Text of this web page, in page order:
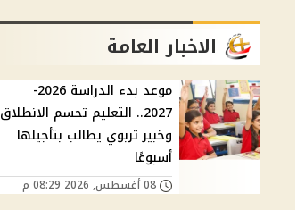
الاخبار العامة
موعد بدء الدراسة 2026-
2027.. التعليم تحسم الانطلاق
وخبير تربوي يطالب بتأجيلها
أسبوعًا
08 أغسطس, 2026 08:29 م